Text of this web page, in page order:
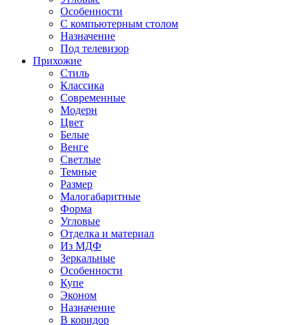
Особенности
С компьютерным столом
Назначение
Под телевизор
Прихожие
Стиль
Классика
Современные
Модерн
Цвет
Белые
Венге
Светлые
Темные
Размер
Малогабаритные
Форма
Угловые
Отделка и материал
Из МДФ
Зеркальные
Особенности
Купе
Эконом
Назначение
В коридор